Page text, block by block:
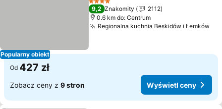
Popularny obiekt
4 Kategoria
9,2 Znakomity
2112
0.6 km do: Centrum
Regionalna kuchnia Beskidów i Łemków
Od 427 zł
Zobacz ceny z 9 stron Wyświetl ceny